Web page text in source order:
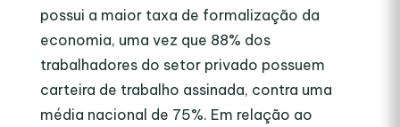
possui a maior taxa de formalização da
economia, uma vez que 88% dos
trabalhadores do setor privado possuem
carteira de trabalho assinada, contra uma
média nacional de 75%. Em relação ao